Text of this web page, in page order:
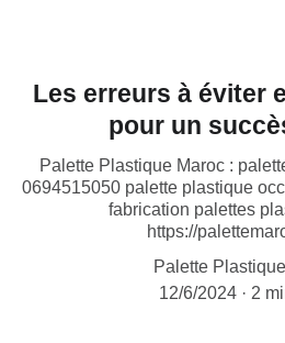
Les erreurs à éviter
pour un
Palette Plastique Maroc :
0694515050 palette plastique
fabrication palettes
https://
Palette
12/6/2024
2